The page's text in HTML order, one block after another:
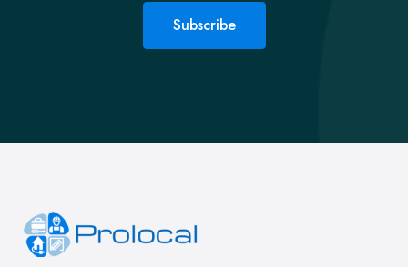
Subscribe